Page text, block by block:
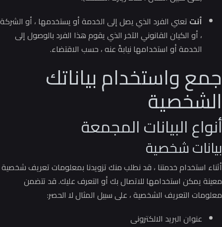
أنت تعني الفرد الذي يصل إلى الخدمة أو يستخدمها ، أو الشركة
، أو الكيان القانوني الآخر الذي يقوم هذا الفرد بالوصول إلى
الخدمة أو استخدامها نيابةً عنه ، حسب الاقتضاء.
جمع واستخدام بياناتك
الشخصية
أنواع البيانات المجمعة
بيانات شخصية
أثناء استخدام خدمتنا ، قد نطلب منك تزويدنا بمعلومات تعريف شخصية
معينة يمكن استخدامها للاتصال بك أو التعرف عليك.قد تتضمن
معلومات التعريف الشخصية ، على سبيل المثال لا الحصر:
عنوان البريد الالكترونى